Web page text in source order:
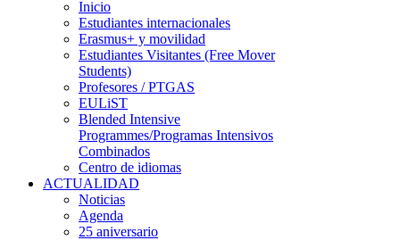
Inicio
Estudiantes internacionales
Erasmus+ y movilidad
Estudiantes Visitantes (Free Mover
Students)
Profesores / PTGAS
EULiST
Blended Intensive
Programmes/Programas Intensivos
Combinados
Centro de idiomas
ACTUALIDAD
Noticias
Agenda
25 aniversario